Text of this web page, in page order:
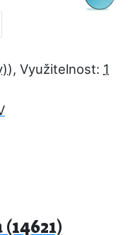
, Využitelnost: 1